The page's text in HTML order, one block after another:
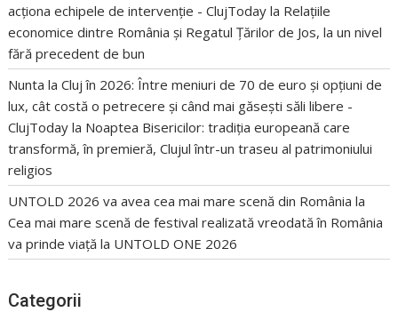
acționa echipele de intervenție - ClujToday la Relațiile
economice dintre România și Regatul Țărilor de Jos, la un nivel
fără precedent de bun
Nunta la Cluj în 2026: Între meniuri de 70 de euro și opțiuni de
lux, cât costă o petrecere și când mai găsești săli libere -
ClujToday la Noaptea Bisericilor: tradiția europeană care
transformă, în premieră, Clujul într-un traseu al patrimoniului
religios
UNTOLD 2026 va avea cea mai mare scenă din România la
Cea mai mare scenă de festival realizată vreodată în România
va prinde viață la UNTOLD ONE 2026
Categorii